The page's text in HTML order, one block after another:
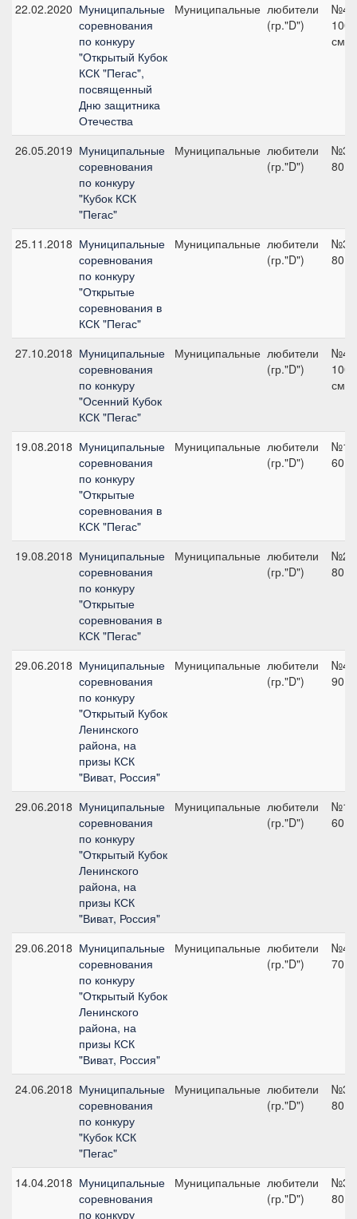
22.02.2020 Муниципальные
соревнования
по конкуру
"Открытый Кубок
КСК "Пегас",
посвященный
Дню защитника
Отечества
Муниципальные любители
(гр."D")
№4,
100
см
26.05.2019 Муниципальные
соревнования
по конкуру
"Кубок КСК
"Пегас"
Муниципальные любители
(гр."D")
№3,
80
25.11.2018 Муниципальные
соревнования
по конкуру
"Открытые
соревнования в
КСК "Пегас"
Муниципальные любители
(гр."D")
№3,
80
27.10.2018 Муниципальные
соревнования
по конкуру
"Осенний Кубок
КСК "Пегас"
Муниципальные любители
(гр."D")
№4,
100
см
19.08.2018 Муниципальные
соревнования
по конкуру
"Открытые
соревнования в
КСК "Пегас"
Муниципальные любители
(гр."D")
№1,
60
19.08.2018 Муниципальные
соревнования
по конкуру
"Открытые
соревнования в
КСК "Пегас"
Муниципальные любители
(гр."D")
№2,
80
29.06.2018 Муниципальные
соревнования
по конкуру
"Открытый Кубок
Ленинского
района, на
призы КСК
"Виват, Россия"
Муниципальные любители
(гр."D")
№4,
90
29.06.2018 Муниципальные
соревнования
по конкуру
"Открытый Кубок
Ленинского
района, на
призы КСК
"Виват, Россия"
Муниципальные любители
(гр."D")
№1,
60
29.06.2018 Муниципальные
соревнования
по конкуру
"Открытый Кубок
Ленинского
района, на
призы КСК
"Виват, Россия"
Муниципальные любители
(гр."D")
№4,
70
24.06.2018 Муниципальные
соревнования
по конкуру
"Кубок КСК
"Пегас"
Муниципальные любители
(гр."D")
№3,
80
14.04.2018 Муниципальные
соревнования
по конкуру
Муниципальные любители
(гр."D")
№3,
80